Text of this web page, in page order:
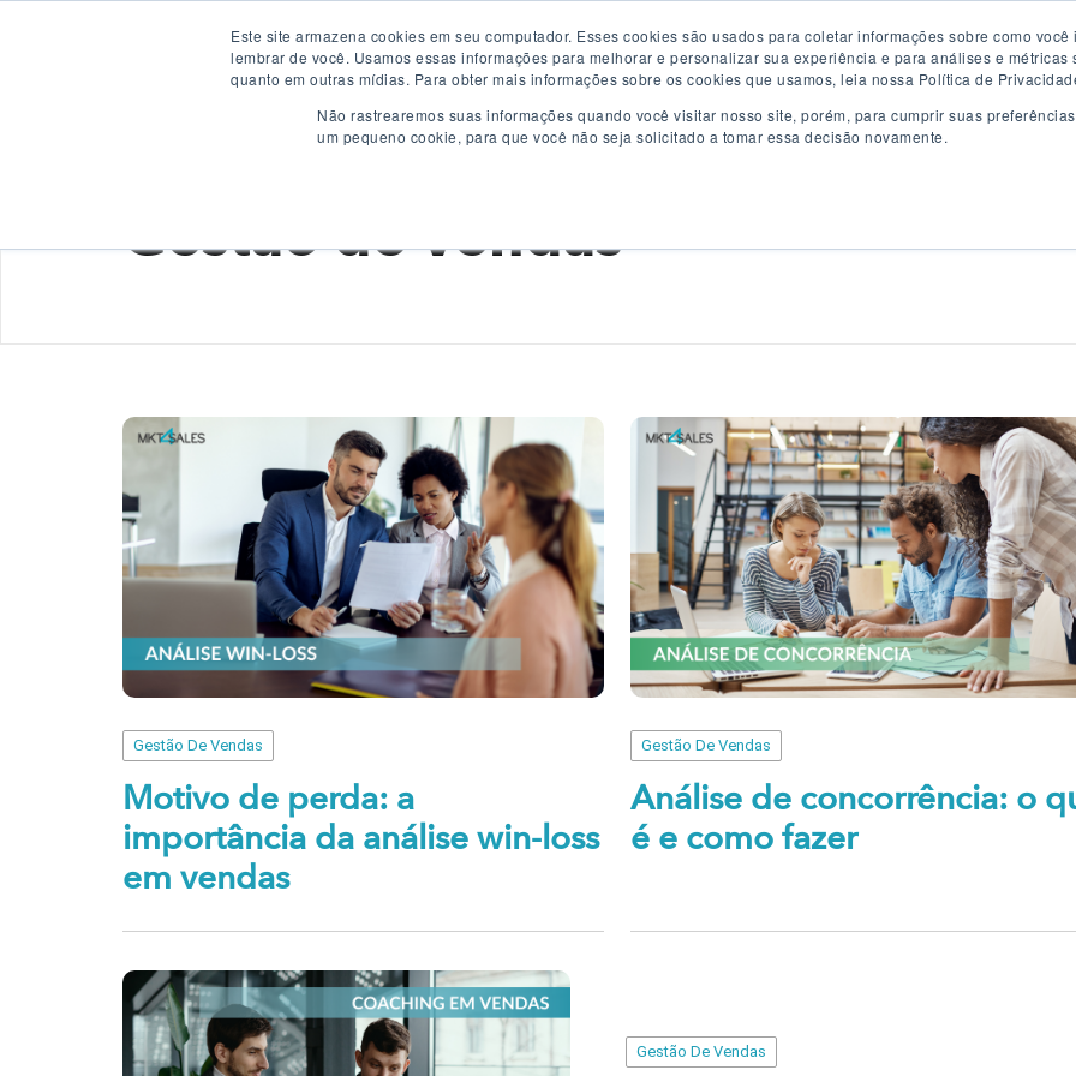
Este site armazena cookies em seu computador. Esses cookies são usados para coletar informações sobre como
lembrar de você. Usamos essas informações para melhorar e personalizar sua experiência e para análises e
quanto em outras mídias. Para obter mais informações sobre os cookies que usamos, leia nossa Política de
Não rastrearemos suas informações quando você visitar nosso site, porém, para cumprir suas
um pequeno cookie, para que você não seja solicitado a tomar essa decisão novamente.
Soluções Clientes Cases Conteúdo Preço Quem
Gestão de vendas
Gestão De Vendas
Motivo de perda: a
importância da análise win-loss
em vendas
Gestão De Vendas
Análise de concorrência: o
é e como fazer
Gestão De Vendas